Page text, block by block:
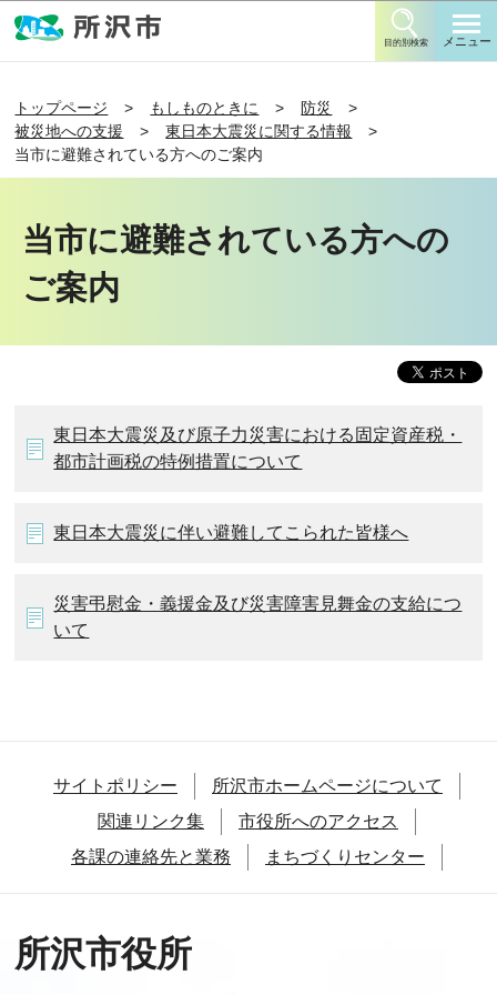
目的別検索 メニュー
トップページ もしものときに
防災
被災地への支援
東日本大震災に関する情報
当市に避難されている方へのご案内
当市に避難されている方への
ご案内
東日本大震災及び原子力災害における固定資産税・
都市計画税の特例措置について
東日本大震災に伴い避難してこられた皆様へ
災害弔慰金・義援金及び災害障害見舞金の支給につ
いて
サイトポリシー
所沢市ホームページについて
関連リンク集
市役所へのアクセス
各課の連絡先と業務
まちづくりセンター
所沢市役所